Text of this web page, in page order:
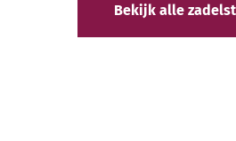
Bekijk alle